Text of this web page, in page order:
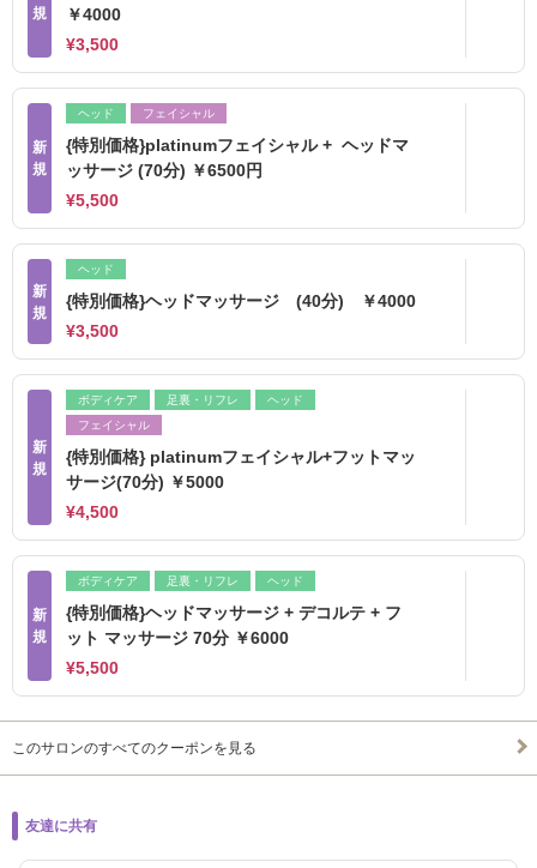
規
￥4000
¥3,500
新
規
ヘッド フェイシャル
{特別価格}platinumフェイシャル + ヘッドマ
ッサージ (70分) ￥6500円
¥5,500
新
規
ヘッド
{特別価格}ヘッドマッサージ (40分) ￥4000
¥3,500
新
規
ボディケア 足裏・リフレ
ヘッド
フェイシャル
{特別価格} platinumフェイシャル+フットマッ
サージ(70分) ￥5000
¥4,500
新
規
ボディケア 足裏・リフレ ヘッド
{特別価格}ヘッドマッサージ + デコルテ + フ
ット マッサージ 70分 ￥6000
¥5,500
このサロンのすべてのクーポンを見る
友達に共有